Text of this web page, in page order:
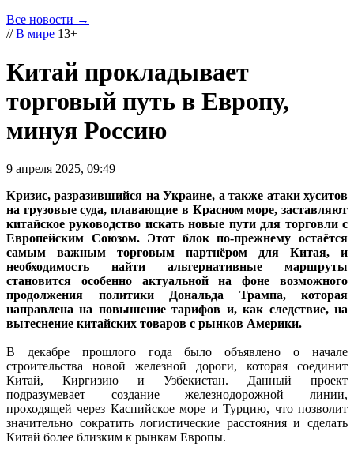
Все новости →
// В мире 13+
Китай прокладывает
торговый путь в Европу,
минуя Россию
9 апреля 2025, 09:49
Кризис, разразившийся на Украине, а также атаки хуситов
на грузовые суда, плавающие в Красном море, заставляют
китайское руководство искать новые пути для торговли с
Европейским Союзом. Этот блок по-прежнему остаётся
самым важным торговым партнёром для Китая, и
необходимость найти альтернативные маршруты
становится особенно актуальной на фоне возможного
продолжения политики Дональда Трампа, которая
направлена на повышение тарифов и, как следствие, на
вытеснение китайских товаров с рынков Америки.
В декабре прошлого года было объявлено о начале
строительства новой железной дороги, которая соединит
Китай, Киргизию и Узбекистан. Данный проект
подразумевает создание железнодорожной линии,
проходящей через Каспийское море и Турцию, что позволит
значительно сократить логистические расстояния и сделать
Китай более близким к рынкам Европы.